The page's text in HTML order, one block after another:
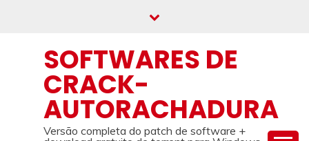
SOFTWARES DE
CRACK-
AUTORACHADURA
Versão completa do patch de software +